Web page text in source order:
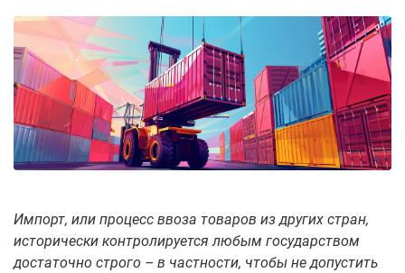
Импорт, или процесс ввоза товаров из других стран,
исторически контролируется любым государством
достаточно строго – в частности, чтобы не допустить